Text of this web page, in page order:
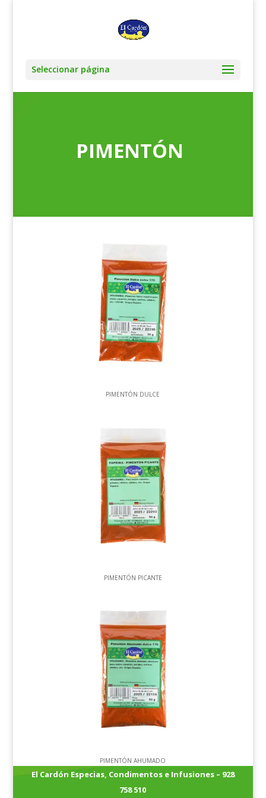
Seleccionar página
PIMENTÓN
PIMENTÓN DULCE
PIMENTÓN PICANTE
PIMENTÓN AHUMADO
El Cardón Especias, Condimentos e Infusiones – 928
758 510